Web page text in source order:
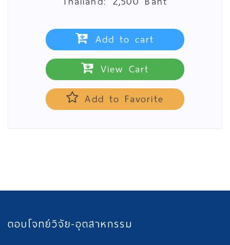
Add to cart
View Cart
Add to Favorite
ตอบโจทย์วิจัย-อุตสาหกรรม